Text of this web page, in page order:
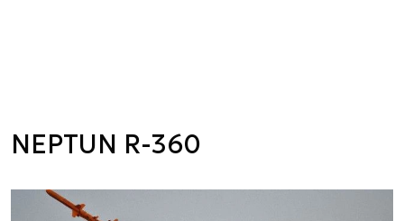
NEPTUN R-360